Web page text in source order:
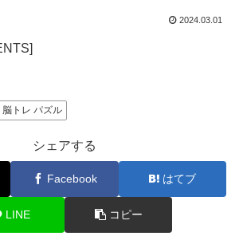
2024.03.01
脳トレ パズル
シェアする
Facebook はてブ
LINE コピー